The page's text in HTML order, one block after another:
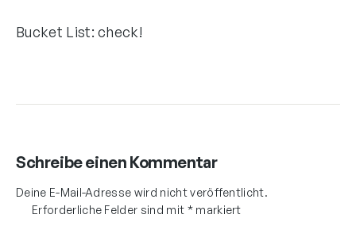
Bucket List: check!
Schreibe einen Kommentar
Deine E-Mail-Adresse wird nicht veröffentlicht.
Erforderliche Felder sind mit *markiert